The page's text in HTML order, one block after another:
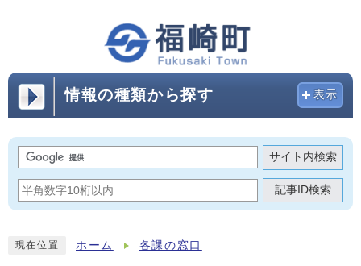
情報の種類から探す 表示
サイト内検索
記事ID検索
現在位置 ホーム 各課の窓口